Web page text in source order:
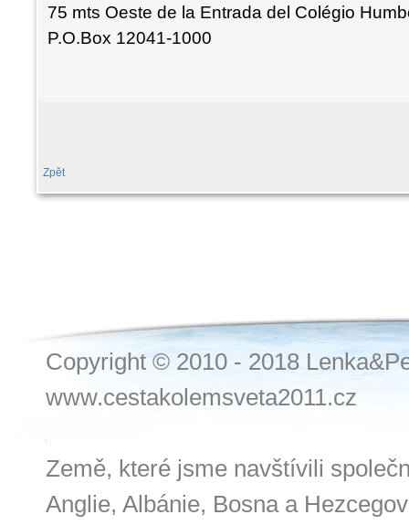
75 mts Oeste de la Entrada del Colégio
P.O.Box 12041-1000
Zpět
Copyright © 2010 - 2018
www.cestakolemsveta2011.cz
Země, které jsme navštívili
Anglie, Albánie, Bosna a